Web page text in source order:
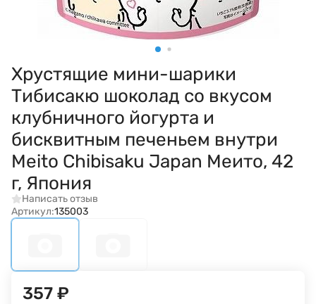
Хрустящие мини-шарики
Тибисакю шоколад со вкусом
клубничного йогурта и
бисквитным печеньем внутри
Meito Chibisaku Japan Меито, 42
г, Япония
Написать отзыв
Артикул:135003
357 ₽